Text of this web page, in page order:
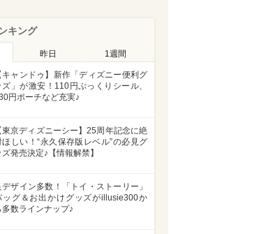
キング
昨日 1週間
キャンドゥ】新作「ディズニー便利グ
ズ」が激安！110円ぷっくりシール、
円ポーチなど充実♪
東京ディズニーシー】25周年記念に絶
ほしい！“永久保存版レベル”の必見グ
ズ発売決定♪【情報解禁】
デザイン多数！「トイ・ストーリー」
ッグ＆お出かけグッズがillusie300か
多数ラインナップ♪